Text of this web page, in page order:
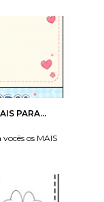
PARA...
os MAIS